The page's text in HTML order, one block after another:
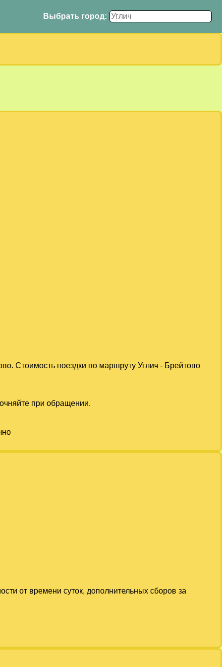
Выбрать город:
Стоимость поездки по маршруту Углич - Брейтово
при обращении.
от времени суток, дополнительных сборов за